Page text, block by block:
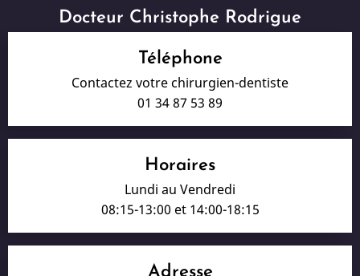
Docteur Christophe Rodrigue
Téléphone
Contactez votre chirurgien-dentiste
01 34 87 53 89
Horaires
Lundi au Vendredi
08:15-13:00 et 14:00-18:15